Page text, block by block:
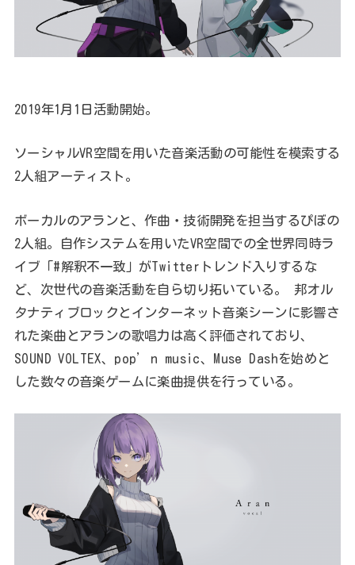
2019年1月1日活動開始。
ソーシャルVR空間を用いた音楽活動の可能性を模索する
2人組アーティスト。
ボーカルのアランと、作曲・技術開発を担当するぴぼの
2人組。自作システムを用いたVR空間での全世界同時ラ
イブ「#解釈不一致」がTwitterトレンド入りするな
ど、次世代の音楽活動を自ら切り拓いている。 邦オル
タナティブロックとインターネット音楽シーンに影響さ
れた楽曲とアランの歌唱力は高く評価されており、
SOUND VOLTEX、pop’n music、Muse Dashを始めと
した数々の音楽ゲームに楽曲提供を行っている。